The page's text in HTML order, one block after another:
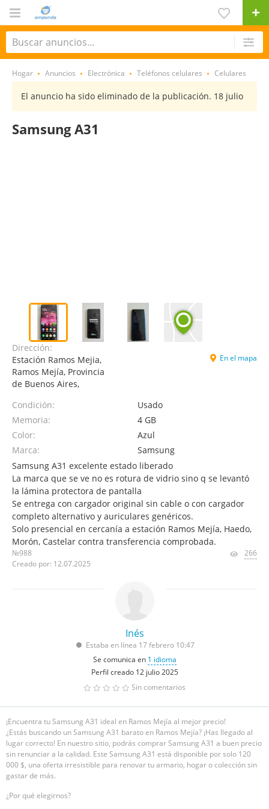
Hogar Anuncios Electrónica Teléfonos celulares Celulares
El anuncio ha sido eliminado de la publicación. 18 julio
Samsung A31
Dirección:
Estación Ramos Mejia,
Ramos Mejía, Provincia
de Buenos Aires,
En el mapa
Condición:
Usado
Memoria:
4 GB
Color:
Azul
Marca:
Samsung
Samsung A31 excelente estado liberado
La marca que se ve no es rotura de vidrio sino q se levantó
la lámina protectora de pantalla
Se entrega con cargador original sin cable o con cargador
completo alternativo y auriculares genéricos.
Solo presencial en cercanía a estación Ramos Mejía, Haedo,
Morón, Castelar contra transferencia comprobada.
№988
Creado por: 12.07.2025
266
Inés
Estaba en línea 17 febrero 10:47
Se comunica en 1 idioma
Perfil creado 12 julio 2025
Sin comentarios
¡Encuentra tu Samsung A31 ideal en Ramos Mejía al mejor precio!
¿Estás buscando un Samsung A31 barato en Ramos Mejía? ¡Has llegado al
lugar correcto! En nuestro sitio, podrás comprar Samsung A31 a buen precio
sin renunciar a la calidad. Este Samsung A31 está disponible por solo 120
000 $, una oferta irresistible para renovar tu armario, hogar o colección sin
gastar de más.
¿Por qué elegirnos?